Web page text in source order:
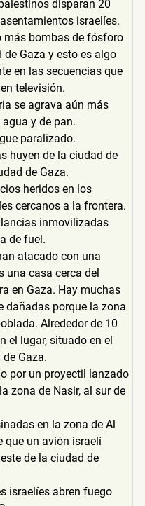
disparan 20
israelíes.
más bombas de fósforo
de Gaza y esto es algo
en las secuencias que
televisión.
se agrava aún más
y de pan.
paralizado.
huyen de la ciudad de
de Gaza.
heridos en los
cercanos a la frontera.
inmovilizadas
de fuel.
atacado con una
una casa cerca del
en Gaza. Hay muchas
dañadas porque la zona
Alrededor de 10
el lugar, situado en el
Gaza.
por un proyectil lanzado
zona de Nasir, al sur de
en la zona de Al
que un avión israelí
de la ciudad de
israelíes abren fuego